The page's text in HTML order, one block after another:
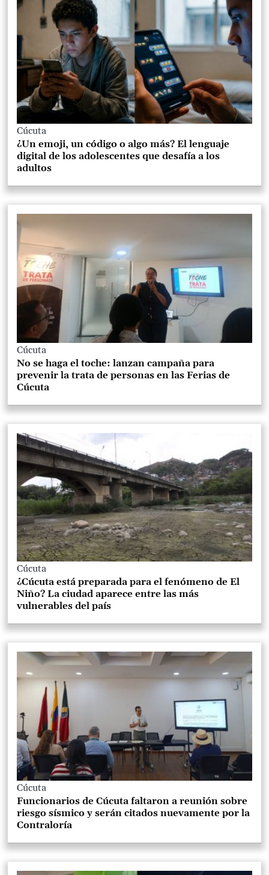
Cúcuta
¿Un emoji, un código o algo más? El lenguaje
digital de los adolescentes que desafía a los
adultos
Cúcuta
No se haga el toche: lanzan campaña para
prevenir la trata de personas en las Ferias de
Cúcuta
Cúcuta
¿Cúcuta está preparada para el fenómeno de El
Niño? La ciudad aparece entre las más
vulnerables del país
Cúcuta
Funcionarios de Cúcuta faltaron a reunión sobre
riesgo sísmico y serán citados nuevamente por la
Contraloría